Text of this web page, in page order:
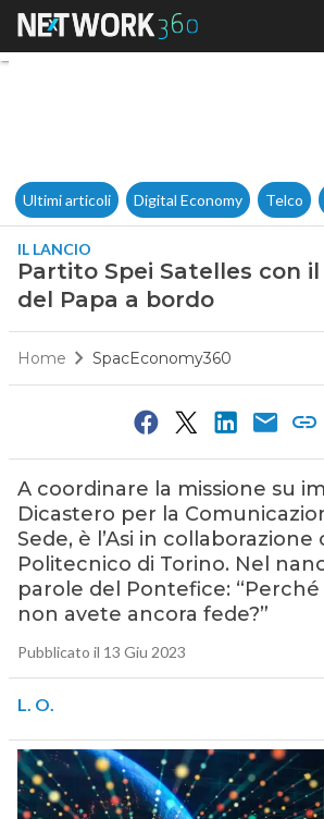
Partito Spei
Ultimi articoli Digital Economy Telco
IL LANCIO
Partito Spei Satelles con
del Papa a bordo
Home SpacEconomy360
A coordinare la missione su
Dicastero per la
Sede, è l’Asi in collaborazione
Politecnico di Torino. Nel
parole del Pontefice:
non avete ancora fede?”
Pubblicato il 13 Giu 2023
L. O.